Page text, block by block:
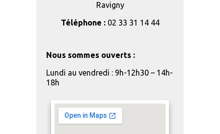
Ravigny
Téléphone :02 33 31 14 44
Nous sommes ouverts :
Lundi au vendredi : 9h-12h30 – 14h-
18h